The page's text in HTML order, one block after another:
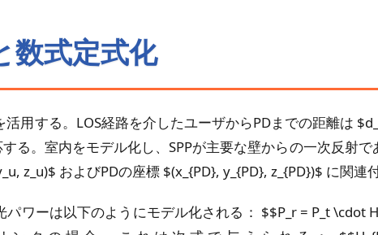
数式定式化
用する。LOS経路を介したユーザからPDまでの距離は
る。室内をモデル化し、SPPが主要な壁からの一次反射
z_u)$ およびPDの座標 $(x_{PD}, y_{PD}, z_{PD})$ に関連
ワーは以下のようにモデル化される： $$P_r = P_t \cdot